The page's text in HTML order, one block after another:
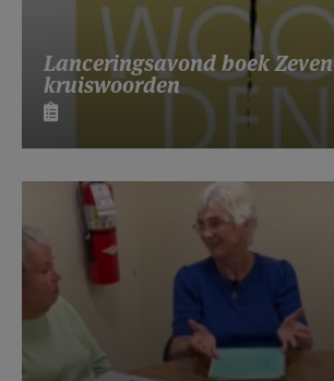
Lanceringsavond boek Zeven
kruiswoorden